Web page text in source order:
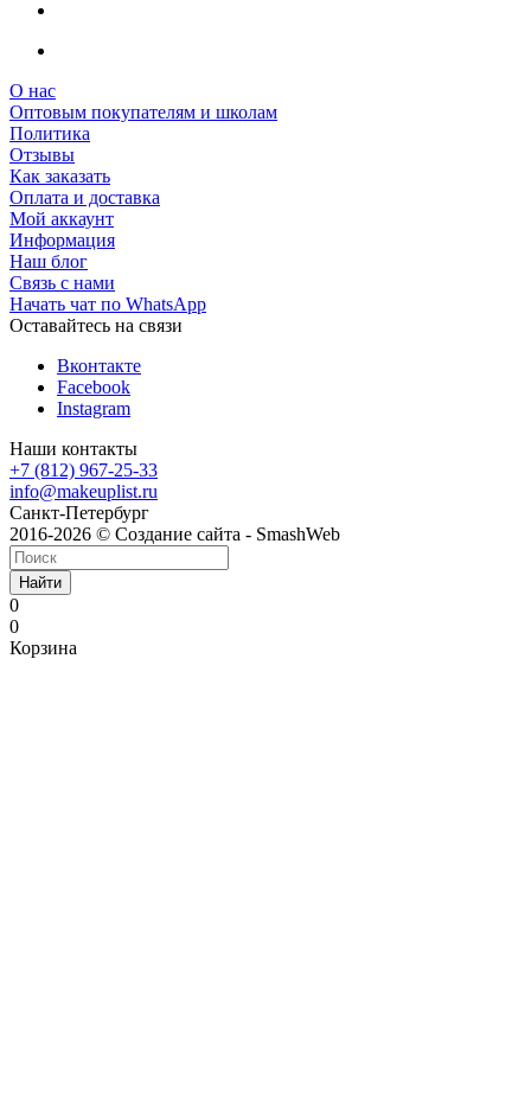
О нас
Оптовым покупателям и школам
Политика
Отзывы
Как заказать
Оплата и доставка
Мой аккаунт
Информация
Наш блог
Связь с нами
Начать чат по WhatsApp
Оставайтесь на связи
Вконтакте
Facebook
Instagram
Наши контакты
+7 (812) 967-25-33
info@makeuplist.ru
Санкт-Петербург
2016-2026 © Создание сайта - SmashWeb
Найти
0
0
Корзина